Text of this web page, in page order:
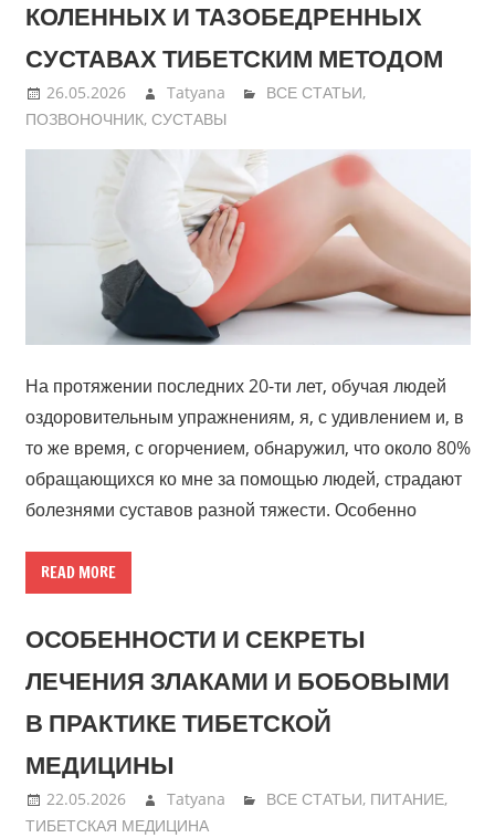
КОЛЕННЫХ И ТАЗОБЕДРЕННЫХ
СУСТАВАХ ТИБЕТСКИМ МЕТОДОМ
26.05.2026 Tatyana ВСЕ СТАТЬИ,
ПОЗВОНОЧНИК, СУСТАВЫ
На протяжении последних 20-ти лет, обучая людей
оздоровительным упражнениям, я, с удивлением и, в
то же время, с огорчением, обнаружил, что около 80%
обращающихся ко мне за помощью людей, страдают
болезнями суставов разной тяжести. Особенно
READ MORE
ОСОБЕННОСТИ И СЕКРЕТЫ
ЛЕЧЕНИЯ ЗЛАКАМИ И БОБОВЫМИ
В ПРАКТИКЕ ТИБЕТСКОЙ
МЕДИЦИНЫ
22.05.2026 Tatyana ВСЕ СТАТЬИ, ПИТАНИЕ,
ТИБЕТСКАЯ МЕДИЦИНА